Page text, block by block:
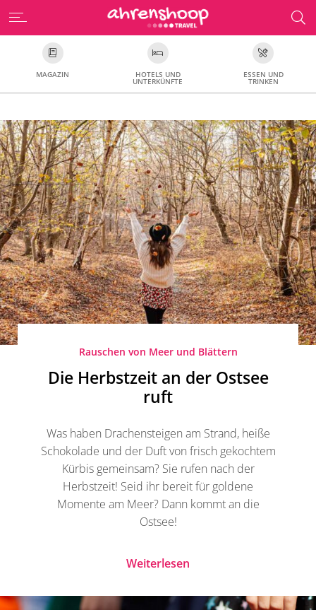
MAGAZIN HOTELS UND
UNTERKÜNFTE
ESSEN UND
TRINKEN
Rauschen von Meer und Blättern
Die Herbstzeit an der Ostsee
ruft
Was haben Drachensteigen am Strand, heiße
Schokolade und der Duft von frisch gekochtem
Kürbis gemeinsam? Sie rufen nach der
Herbstzeit! Seid ihr bereit für goldene
Momente am Meer? Dann kommt an die
Ostsee!
Weiterlesen